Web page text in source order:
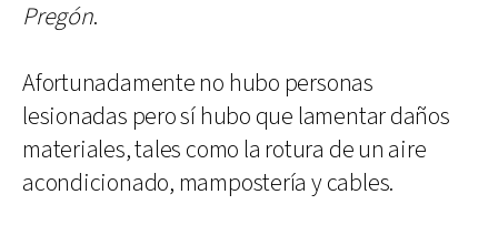
Pregón.
Afortunadamente no hubo personas
lesionadas pero sí hubo que lamentar daños
materiales, tales como la rotura de un aire
acondicionado, mampostería y cables.